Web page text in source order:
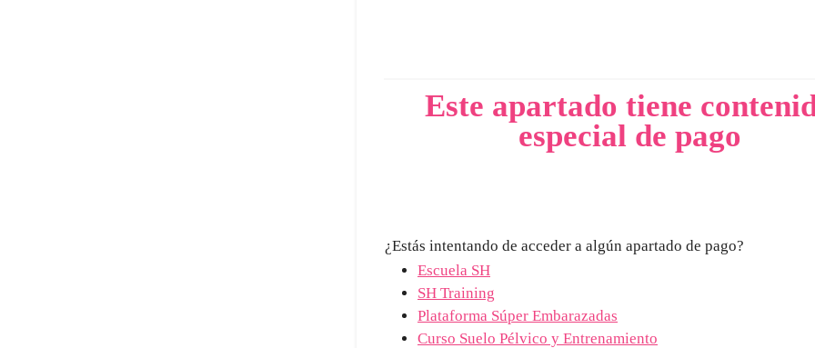
Este apartado tiene
especial de pago
¿Estás intentando de acceder a algún apartado de pago?
Escuela SH
SH Training
Plataforma Súper Embarazadas
Curso Suelo Pélvico y Entrenamiento